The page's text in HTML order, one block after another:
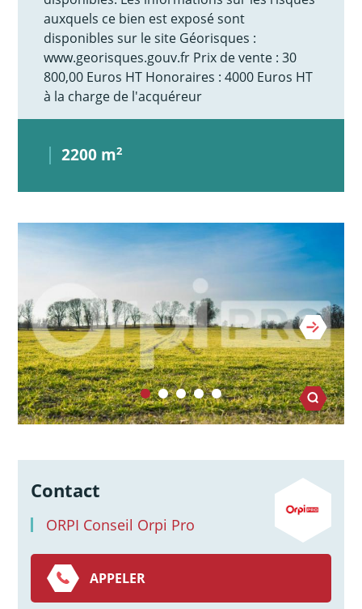
auxquels ce bien est exposé sont
disponibles sur le site Géorisques :
www.georisques.gouv.fr Prix de vente : 30
800,00 Euros HT Honoraires : 4000 Euros HT
à la charge de l'acquéreur
2200 m2
Contact
ORPI Conseil Orpi Pro
APPELER